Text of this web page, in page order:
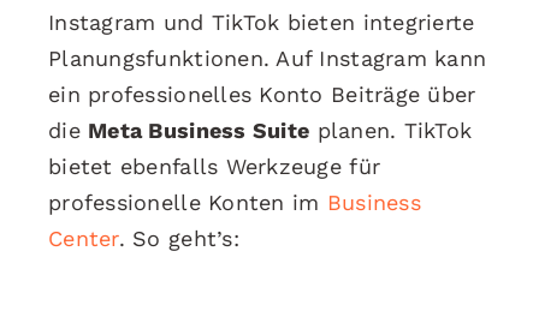
Instagram und TikTok bieten integrierte
Planungsfunktionen. Auf Instagram kann
ein professionelles Konto Beiträge über
die Meta Business Suite planen. TikTok
bietet ebenfalls Werkzeuge für
professionelle Konten im Business
Center. So geht’s: